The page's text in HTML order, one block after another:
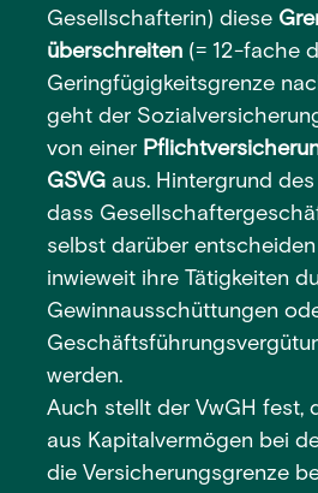
Gesellschafterin) diese
überschreiten (= 12-fache
Geringfügigkeitsgrenze
geht der
von einer
GSVG aus. Hintergrund
dass
selbst darüber entscheiden
inwieweit ihre Tätigkeiten
Gewinnausschüttungen
werden.
Auch stellt der VwGH fest,
aus Kapitalvermögen bei
die Versicherungsgrenze